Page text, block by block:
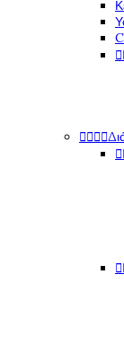



